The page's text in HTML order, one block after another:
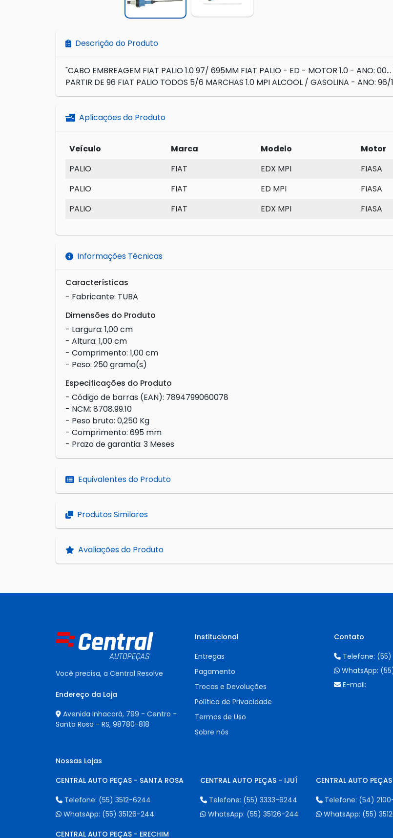
Descrição do Produto
"CABO EMBREAGEM FIAT PALIO 1.0 97/ 695MM FIAT PALIO - ED - MOTOR 1.0 - ANO:
PARTIR DE 96 FIAT PALIO TODOS 5/6 MARCHAS 1.0 MPI ALCOOL / GASOLINA - ANO:
Aplicações do Produto
Veículo Marca Modelo Motor
PALIO
FIAT EDX MPI FIASA
PALIO
FIAT ED MPI FIASA
PALIO
FIAT EDX MPI FIASA
Informações Técnicas
Características
- Fabricante: TUBA
Dimensões do Produto
- Largura: 1,00 cm
- Altura: 1,00 cm
- Comprimento: 1,00 cm
- Peso: 250 grama(s)
Especificações do Produto
- Código de barras (EAN): 7894799060078
- NCM: 8708.99.10
- Peso bruto: 0,250 Kg
- Comprimento: 695 mm
- Prazo de garantia: 3 Meses
Equivalentes do Produto
Produtos Similares
Avaliações do Produto
Você precisa, a Central Resolve
Endereço da Loja
Avenida Inhacorá, 799 - Centro -
Santa Rosa - RS, 98780-818
Institucional
Entregas
Pagamento
Trocas e Devoluções
Política de Privacidade
Termos de Uso
Sobre nós
Contato
Telefone: (55)
WhatsApp:
E-mail:
Nossas Lojas
CENTRAL AUTO PEÇAS - SANTA ROSA
Telefone: (55) 3512-6244
WhatsApp: (55) 35126-244
CENTRAL AUTO PEÇAS - IJUÍ
Telefone: (55) 3333-6244
WhatsApp: (55) 35126-244
CENTRAL AUTO
Telefone: (54)
WhatsApp: (55)
CENTRAL AUTO PEÇAS - ERECHIM